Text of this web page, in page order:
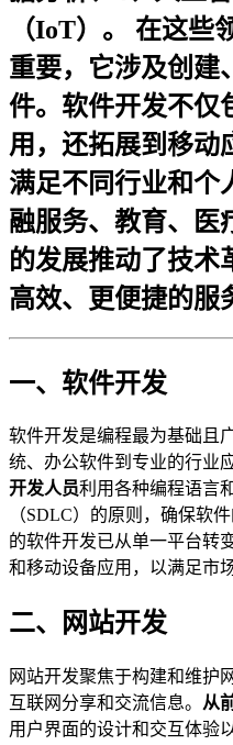
（IoT）。
在这些
重要，它涉及创建
件。软件开发不仅
用，还拓展到移动
满足不同行业和个
融服务、教育、医
的发展推动了技术
高效、更便捷的服
一、软件开发
软件开发是编程最为基础且
统、办公软件到专业的行业
开发人员利用各种编程语言
（SDLC）的原则，确保软
的软件开发已从单一平台转
和移动设备应用，以满足市
二、网站开发
网站开发聚焦于构建和维护
互联网分享和交流信息。 从
用户界面的设计和交互体验